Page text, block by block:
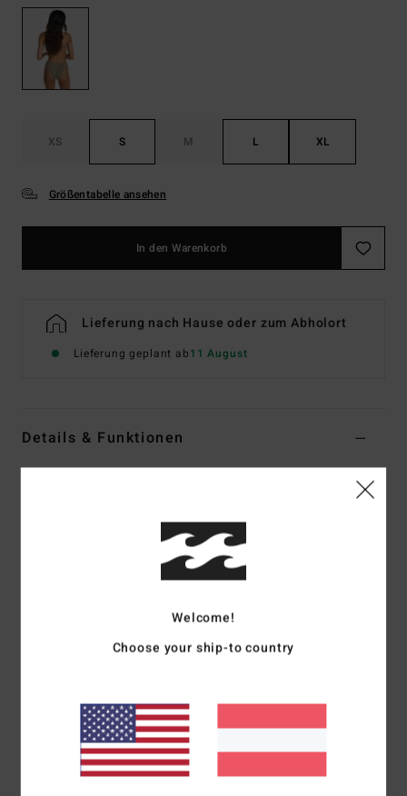
XS S M L XL
Größentabelle ansehen
In den Warenkorb
Lieferung nach Hause oder zum Abholort
Lieferung geplant ab11 August
Details & Funktionen
Mittlere Bedeckung des Pos
Ringe an den Seitennähten
Metalllogo hinten mittig
Zusammensetzung[Hauptstoff] 70% recyceltes
Welcome!
Choose your ship-to country